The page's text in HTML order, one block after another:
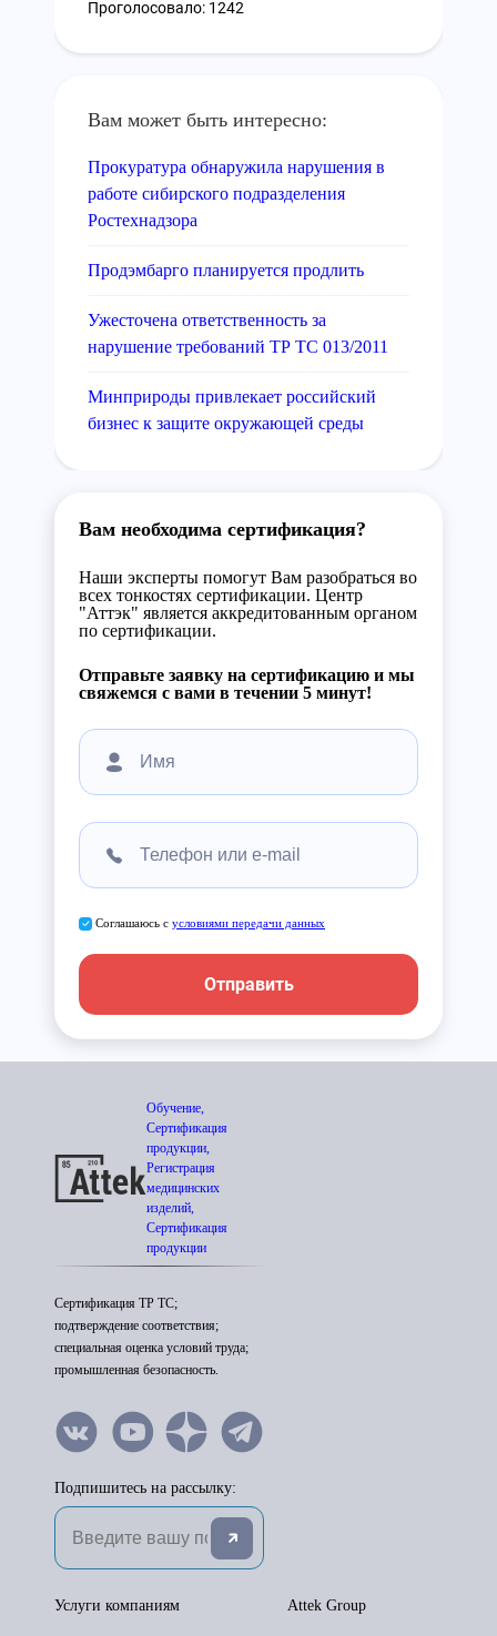
Проголосовало: 1242
Вам может быть интересно:
Прокуратура обнаружила нарушения в
работе сибирского подразделения
Ростехнадзора
Продэмбарго планируется продлить
Ужесточена ответственность за
нарушение требований ТР ТС 013/2011
Минприроды привлекает российский
бизнес к защите окружающей среды
Вам необходима сертификация?
Наши эксперты помогут Вам разобраться во
всех тонкостях сертификации. Центр
"Аттэк" является аккредитованным органом
по сертификации.
Отправьте заявку на сертификацию и мы
свяжемся с вами в течении 5 минут!
Соглашаюсь с условиями передачи данных
Отправить
Обучение,
Сертификация
продукции,
Регистрация
медицинских
изделий,
Сертификация
продукции
Сертификация ТР ТС;
подтверждение соответствия;
специальная оценка условий труда;
промышленная безопасность.
Подпишитесь на рассылку:
Attek Group
Услуги компаниям